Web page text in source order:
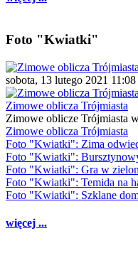
Foto "Kwiatki"
sobota, 13 lutego 2021 11:08
Zimowe oblicza Trójmiasta
Zimowe oblicze Trójmiasta
Zimowe oblicza Trójmiasta
Foto "Kwiatki": Zima
Foto "Kwiatki":
Foto "Kwiatki": Gra w
Foto "Kwiatki": Temida na
Foto "Kwiatki": Szklane
więcej ...